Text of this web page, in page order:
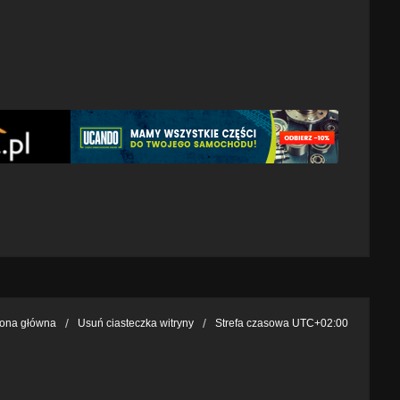
główna Usuń ciasteczka witryny Strefa czasowa UTC+02:00